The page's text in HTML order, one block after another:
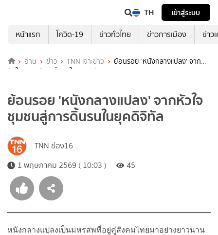
TH
เข้าสู่ระบบ
หน้าแรก
โควิด-19 ข่าวทั่วไทย ข่าวการเมือง ข่าว
อ่าน ข่าว TNN เจาะข่าว
ย้อนรอย 'หนังกลางแปลง' จาก
หัวใจชุมชนสู่การดิ้นรนในยุคดิจิทัล
ย้อนรอย 'หนังกลางแปลง' จากหัวใจ
ชุมชนสู่การดิ้นรนในยุคดิจิทัล
TNN ช่อง16
1 พฤษภาคม 2569 ( 10:03 )
45
หนังกลางแปลงเป็นมหรสพที่อยู่คู่สังคมไทยมาอย่างยาวนาน